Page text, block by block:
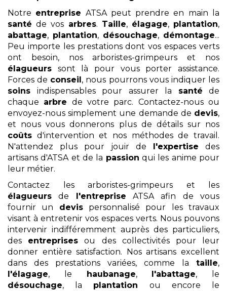
Notre entreprise ATSA peut prendre en main la
santé de vos arbres. Taille, élagage, plantation,
abattage, plantation, désouchage, démontage...
Peu importe les prestations dont vos espaces verts
ont besoin, nos arboristes-grimpeurs et nos
élagueurs sont là pour vous porter assistance.
Forces de conseil , nous pourrons vous indiquer les
soins indispensables pour assurer la santé de
chaque arbre de votre parc. Contactez-nous ou
envoyez-nous simplement une demande de devis,
et nous vous donnerons plus de détails sur nos
coûts d'intervention et nos méthodes de travail.
N'attendez plus pour jouir de
l'expertise des
artisans d'ATSA et de la passion qui les anime pour
leur métier.
Contactez les arboristes-grimpeurs et les
élagueurs de l'entreprise ATSA afin de vous
fournir un devispersonnalisé pour les travaux
visant à entretenir vos espaces verts. Nous pouvons
intervenir indifféremment auprès des particuliers,
des entreprises ou des collectivités pour leur
donner entière satisfaction. Nos artisans excellent
dans des prestations variées, comme la taille,
l'élagage, le haubanage, l'abattage, le
désouchage, la plantation ou encore le